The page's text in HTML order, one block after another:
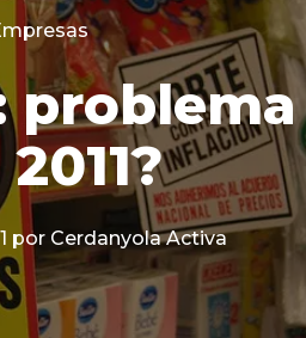
Categories
problema
por Cerdanyola Activa